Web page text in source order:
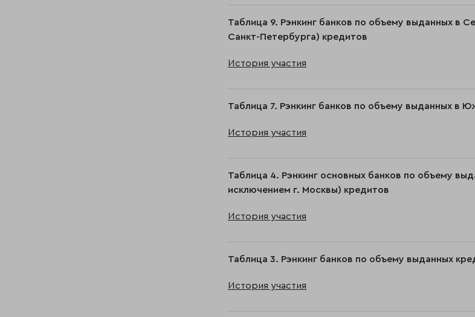
Таблица 9. Рэнкинг банков по объему выданных в
Санкт-Петербурга) кредитов
История участия
Таблица 7. Рэнкинг банков по объему выданных в
История участия
Таблица 4. Рэнкинг основных банков по объему
исключением г. Москвы) кредитов
История участия
Таблица 3. Рэнкинг банков по объему выданных
История участия